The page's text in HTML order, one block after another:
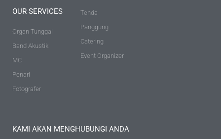
OUR SERVICES
Organ Tunggal
Band Akustik
MC
Penari
Fotografer
Tenda
Panggung
Catering
Event Organizer
KAMI AKAN MENGHUBUNGI ANDA